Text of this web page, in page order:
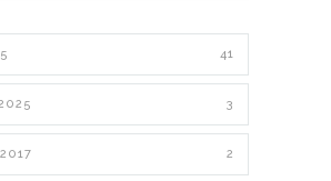
41
3
2